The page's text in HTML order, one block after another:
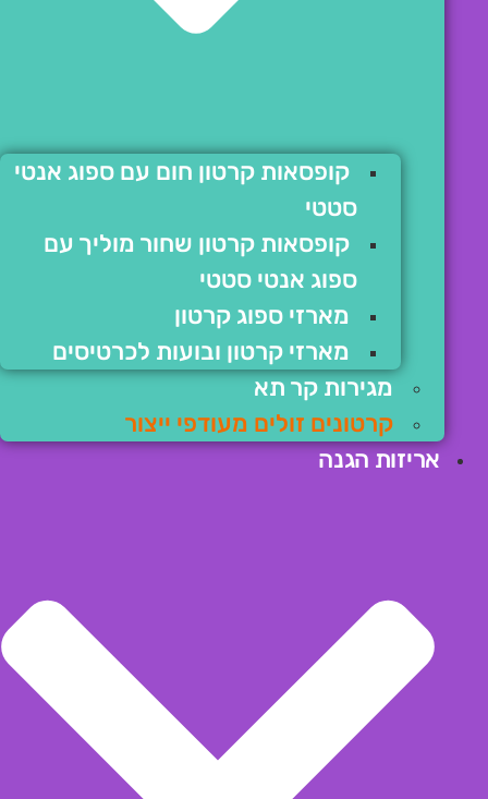
קופסאות קרטון חום עם ספוג אנטי
סטטי
קופסאות קרטון שחור מוליך עם
ספוג אנטי סטטי
מארזי ספוג קרטון
מארזי קרטון ובועות לכרטיסים
מגירות קר תא
קרטונים זולים מעודפי ייצור
אריזות הגנה